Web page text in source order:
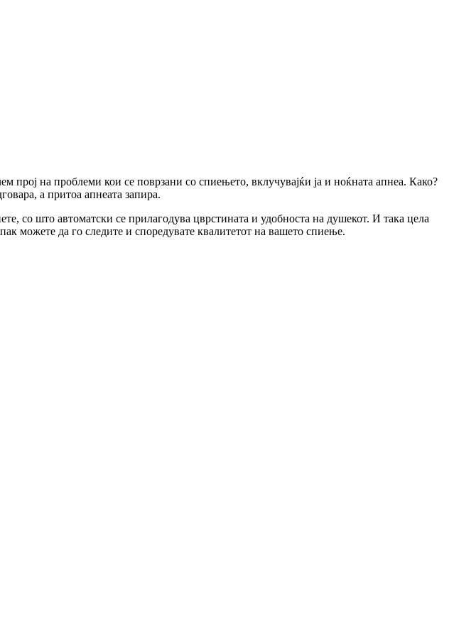
прој на проблеми кои се поврзани со спиењето, вклучувајќи ја и ноќната апнеа. Како?
а притоа апнеата запира.
со што автоматски се прилагодува цврстината и удобноста на душекот. И така цела
можете да го следите и споредувате квалитетот на вашето спиење.